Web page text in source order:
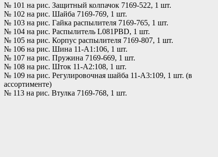
№ 101 на рис. Защитный колпачок 7169-522, 1 шт.
№ 102 на рис. Шайба 7169-769, 1 шт.
№ 103 на рис. Гайка распылителя 7169-765, 1 шт.
№ 104 на рис. Распылитель L081PBD, 1 шт.
№ 105 на рис. Корпус распылителя 7169-807, 1 шт.
№ 106 на рис. Шина 11-A1:106, 1 шт.
№ 107 на рис. Пружина 7169-669, 1 шт.
№ 108 на рис. Шток 11-A2:108, 1 шт.
№ 109 на рис. Регулировочная шайба 11-A3:109, 1 шт. (в
ассортименте)
№ 113 на рис. Втулка 7169-768, 1 шт.